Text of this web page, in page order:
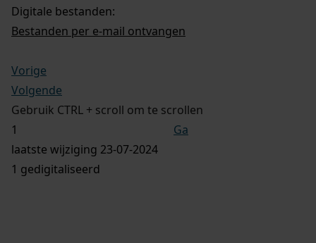
Digitale bestanden:
Bestanden per e-mail ontvangen
Vorige
Volgende
Gebruik CTRL + scroll om te scrollen
Ga
laatste wijziging 23-07-2024
1 gedigitaliseerd